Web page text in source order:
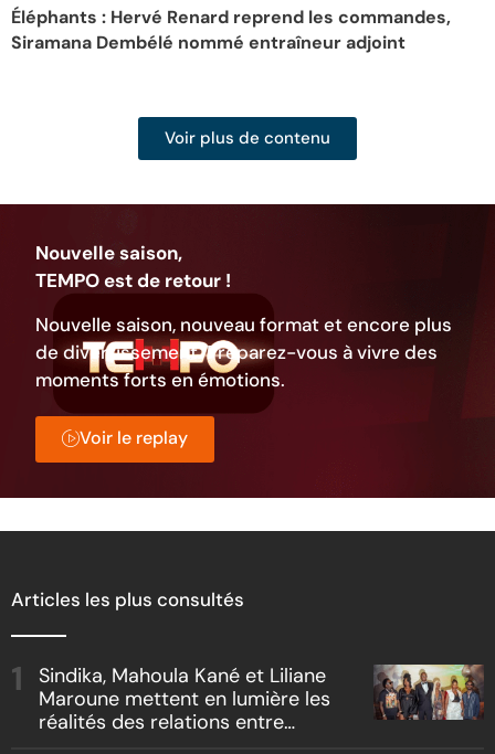
Éléphants : Hervé Renard reprend les commandes,
Siramana Dembélé nommé entraîneur adjoint
Voir plus de contenu
Nouvelle saison,
TEMPO est de retour !
Nouvelle saison, nouveau format et encore plus
de divertissement. Préparez-vous à vivre des
moments forts en émotions.
Voir le replay
Articles les plus consultés
Sindika, Mahoula Kané et Liliane
Maroune mettent en lumière les
réalités des relations entre